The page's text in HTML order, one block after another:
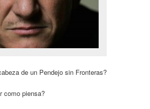
de un Pendejo sin Fronteras?
como piensa?